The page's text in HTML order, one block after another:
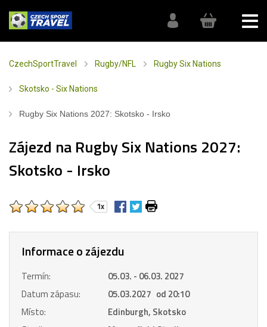
CzechSportTravel Rugby/NFL Rugby Six Nations
Skotsko - Six Nations
Rugby Six Nations 2027: Skotsko - Irsko
Zájezd na Rugby Six Nations 2027:
Skotsko - Irsko
1x
Informace o zájezdu
Termín:
05.03. - 06.03. 2027
Datum zápasu:
05.03.2027 od 20:10
Místo:
Edinburgh, Skotsko